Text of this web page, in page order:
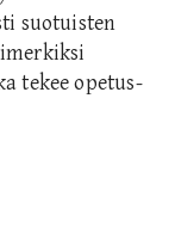
suotuisten
tekee opetus-